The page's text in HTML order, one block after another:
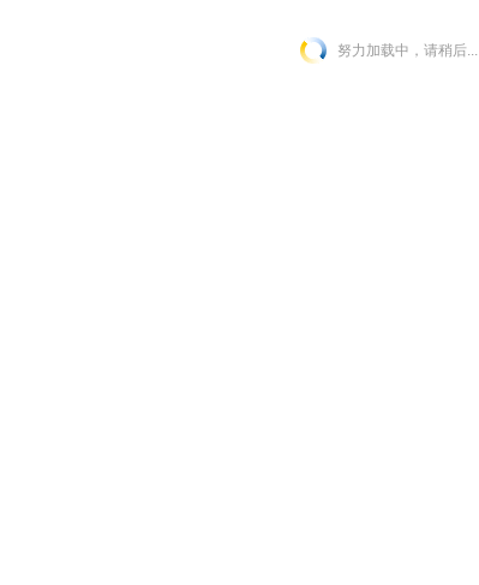
努力加载中，请稍后...